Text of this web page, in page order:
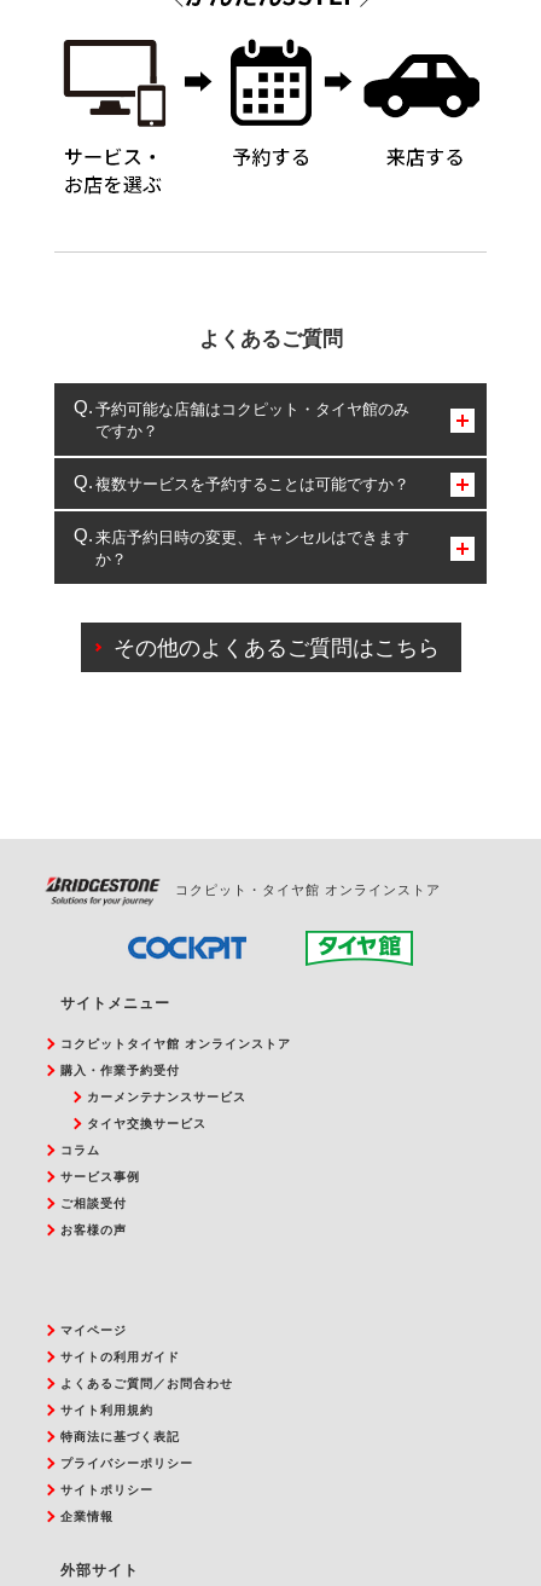
よくあるご質問
予約可能な店舗はコクピット・タイヤ館のみ
ですか？
コクピット・タイヤ館のみとなります。
複数サービスを予約することは可能ですか？
複数サービスのご予約は可能です。
一部の商品・サービスの組み合わせに限り、同時にご予約が
出来ないものもございます。
来店予約日時の変更、キャンセルはできます
か？
ご来店予約日の3営業日前を過ぎている場合のご予約
の日時変更につきましては、直接ご予約の店舗まで
その他のよくあるご質問はこちら
コクピット・タイヤ館 オンラインストア
サイトメニュー
コクピットタイヤ館 オンラインストア
購入・作業予約受付
カーメンテナンスサービス
タイヤ交換サービス
コラム
サービス事例
ご相談受付
お客様の声
マイページ
サイトの利用ガイド
よくあるご質問／お問合わせ
サイト利用規約
特商法に基づく表記
プライバシーポリシー
サイトポリシー
企業情報
外部サイト